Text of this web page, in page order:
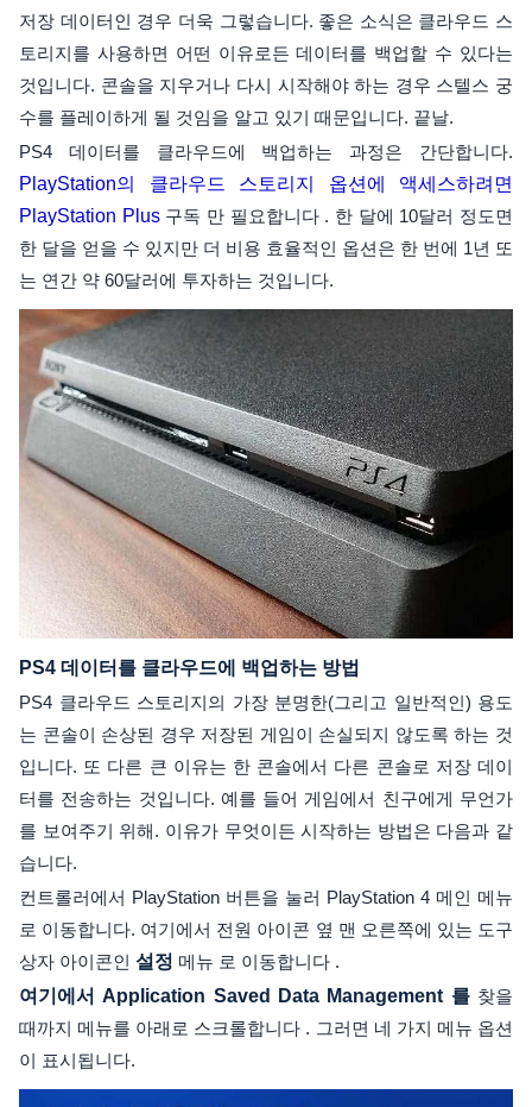
저장 데이터인 경우 더욱 그렇습니다. 좋은 소식은 클라우드 스
토리지를 사용하면 어떤 이유로든 데이터를 백업할 수 있다는
것입니다. 콘솔을 지우거나 다시 시작해야 하는 경우 스텔스 궁
수를 플레이하게 될 것임을 알고 있기 때문입니다. 끝날.
PS4 데이터를 클라우드에 백업하는 과정은 간단합니다.
PlayStation의 클라우드 스토리지 옵션에 액세스하려면
PlayStation Plus구독 만 필요합니다 . 한 달에 10달러 정도면
한 달을 얻을 수 있지만 더 비용 효율적인 옵션은 한 번에 1년 또
는 연간 약 60달러에 투자하는 것입니다.
PS4 데이터를 클라우드에 백업하는 방법
PS4 클라우드 스토리지의 가장 분명한(그리고 일반적인) 용도
는 콘솔이 손상된 경우 저장된 게임이 손실되지 않도록 하는 것
입니다. 또 다른 큰 이유는 한 콘솔에서 다른 콘솔로 저장 데이
터를 전송하는 것입니다. 예를 들어 게임에서 친구에게 무언가
를 보여주기 위해. 이유가 무엇이든 시작하는 방법은 다음과 같
습니다.
컨트롤러에서 PlayStation 버튼을 눌러 PlayStation 4 메인 메뉴
로 이동합니다. 여기에서 전원 아이콘 옆 맨 오른쪽에 있는 도구
상자 아이콘인 설정 메뉴 로 이동합니다 .
여기에서 Application Saved Data Management 를찾을
때까지 메뉴를 아래로 스크롤합니다 . 그러면 네 가지 메뉴 옵션
이 표시됩니다.